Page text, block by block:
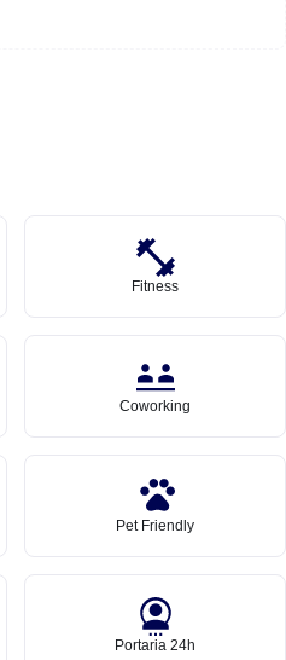
Fitness
Coworking
Pet Friendly
Portaria 24h